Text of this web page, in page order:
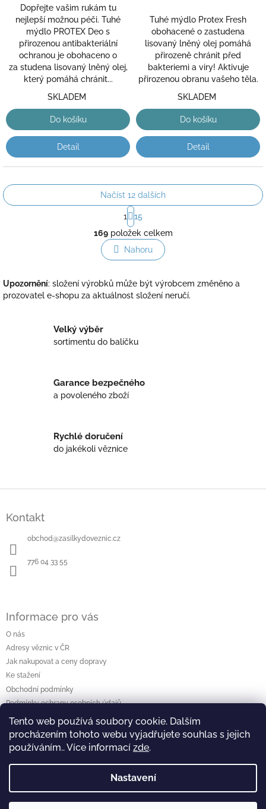
Tento web používá soubory cookie. Dalším
procházením tohoto webu vyjadřujete souhlas s jejich
používáním.. Více informací zde.
Nastavení
Dopřejte vašim rukám tu
nejlepší možnou péči. Tuhé
mýdlo PROTEX Deo s
přirozenou antibakteriální
ochranou je obohaceno o
za studena lisovaný lněný olej,
který pomáhá chránit...
SKLADEM
Do košíku
Detail
Tuhé mýdlo Protex Fresh
obohacené o zastudena
lisovaný lněný olej pomáhá
přirozeně chránit před
bakteriemi a viry! Aktivuje
přirozenou obranu vašeho těla.
SKLADEM
Do košíku
Detail
O
v
l
á
a
c
v
ý
Načíst 12 dalších
S
t
r
á
n
k
v
á
n
1
15
169položek celkem
Nahoru
Upozornění: složení výrobků může být výrobcem změněno a
prozovatel e-shopu za aktuálnost složení neručí.
Velký výběr
sortimentu do balíčku
Garance bezpečného
a povoleného zboží
Rychlé doručení
do jakékoli věznice
Kontakt
obchod@zasilkydoveznic.cz
776 04 33 55
Informace pro vás
O nás
Adresy věznic v ČR
Jak nakupovat a ceny dopravy
Ke stažení
Obchodní podmínky
Podmínky ochrany osobních údajů
Vyhledávání
Hledat